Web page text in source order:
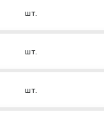
шт.
шт.
шт.